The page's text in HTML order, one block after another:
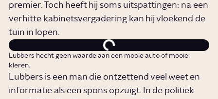
premier. Toch heeft hij soms uitspattingen: na een
verhitte kabinetsvergadering kan hij vloekend de
tuin in lopen.
Lubbers hecht geen waarde aan een mooie auto of mooie
kleren.
Lubbers is een man die ontzettend veel weet en
informatie als een spons opzuigt. In de politiek